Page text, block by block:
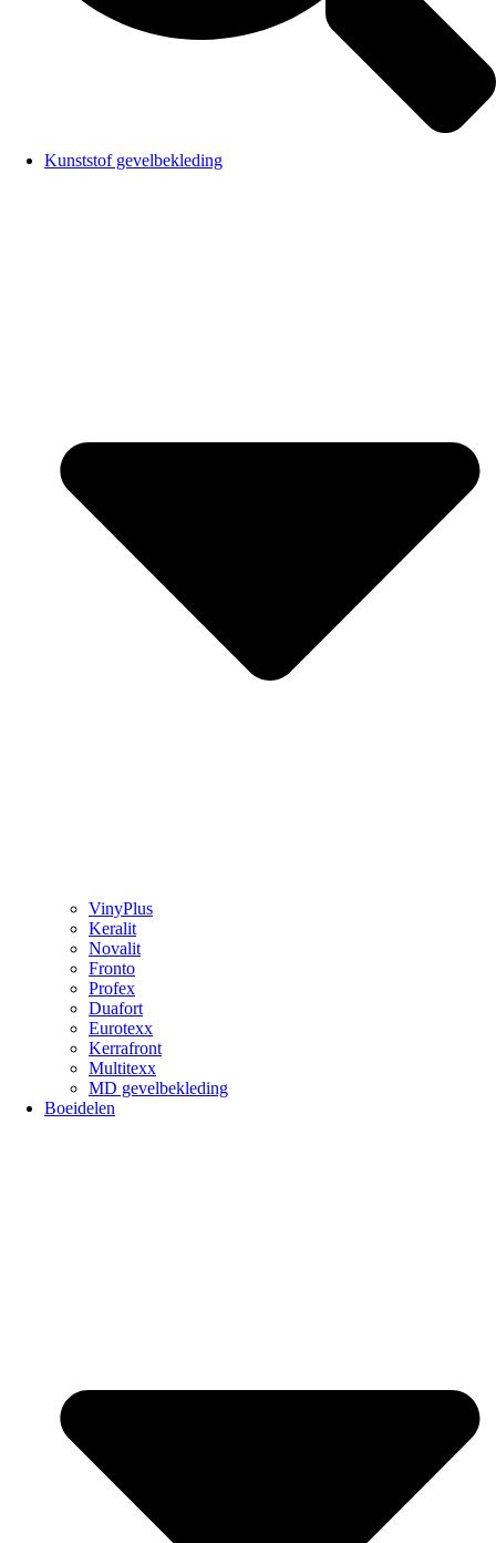
Kunststof gevelbekleding
VinyPlus
Keralit
Novalit
Fronto
Profex
Duafort
Eurotexx
Kerrafront
Multitexx
MD gevelbekleding
Boeidelen